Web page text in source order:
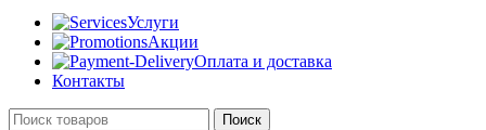
Услуги
Акции
Оплата и доставка
Контакты
Поиск